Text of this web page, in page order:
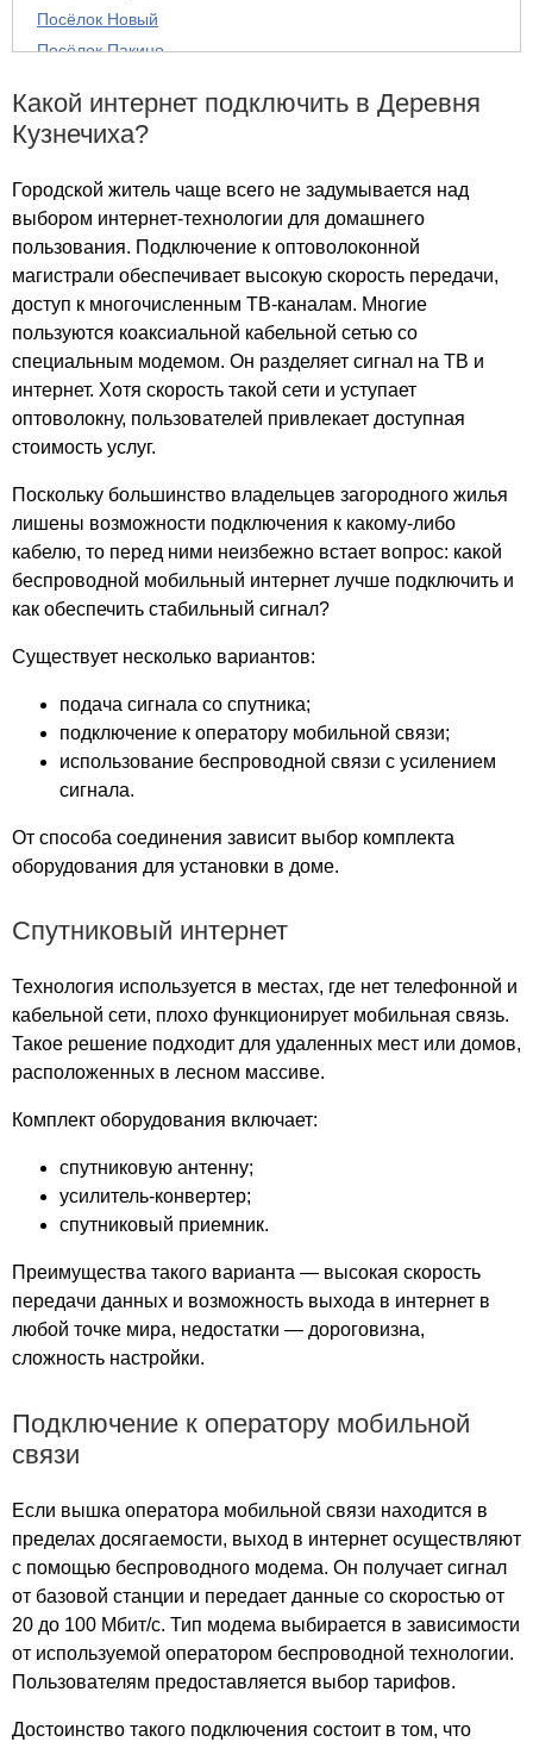
Посёлок Новый
Посёлок Пакино
Посёлок Филино
Посёлок Ащеринский Карьер
Деревня Авдотьино
Деревня Аксениха
Деревня Алексеевка
Деревня Андреевка
Деревня Анохино
Деревня Артемово
Деревня Ащерино
Деревня Бабенки
Деревня Бабериха
Деревня Бабурино
Деревня Бараново
Деревня Бедрино
Деревня Бельково
Деревня Берчаково
Деревня Близнино
Деревня Бабиковка
Деревня Большаково
Деревня Верейки
Деревня Верхутиха
Деревня Голышево
Деревня Гороженово
Деревня Гостюхино
Деревня Гридино
Деревня Демино
Деревня Денисовка
Деревня Дмитриевское
Деревня Дорониха
Деревня Дроздовка
Деревня Душкино
Деревня Ениха
Деревня Зайкино
Деревня Заполье
Деревня Игониха
Деревня Ильино
Деревня Канабьево
Деревня Карики
Деревня Кисляково
Деревня Климово
Деревня Клюшниково
Деревня Княгинкино
Деревня Княгинино
Какой интернет подключить в Деревня
Кузнечиха?
Городской житель чаще всего не задумывается над
выбором интернет-технологии для домашнего
пользования. Подключение к оптоволоконной
магистрали обеспечивает высокую скорость передачи,
доступ к многочисленным ТВ-каналам. Многие
пользуются коаксиальной кабельной сетью со
специальным модемом. Он разделяет сигнал на ТВ и
интернет. Хотя скорость такой сети и уступает
оптоволокну, пользователей привлекает доступная
стоимость услуг.
Поскольку большинство владельцев загородного жилья
лишены возможности подключения к какому-либо
кабелю, то перед ними неизбежно встает вопрос: какой
беспроводной мобильный интернет лучше подключить и
как обеспечить стабильный сигнал?
Существует несколько вариантов:
подача сигнала со спутника;
подключение к оператору мобильной связи;
использование беспроводной связи с усилением
сигнала.
От способа соединения зависит выбор комплекта
оборудования для установки в доме.
Спутниковый интернет
Технология используется в местах, где нет телефонной и
кабельной сети, плохо функционирует мобильная связь.
Такое решение подходит для удаленных мест или домов,
расположенных в лесном массиве.
Комплект оборудования включает:
спутниковую антенну;
усилитель-конвертер;
спутниковый приемник.
Преимущества такого варианта — высокая скорость
передачи данных и возможность выхода в интернет в
любой точке мира, недостатки — дороговизна,
сложность настройки.
Подключение к оператору мобильной
связи
Если вышка оператора мобильной связи находится в
пределах досягаемости, выход в интернет осуществляют
с помощью беспроводного модема. Он получает сигнал
от базовой станции и передает данные со скоростью от
20 до 100 Мбит/с. Тип модема выбирается в зависимости
от используемой оператором беспроводной технологии.
Пользователям предоставляется выбор тарифов.
Достоинство такого подключения состоит в том, что